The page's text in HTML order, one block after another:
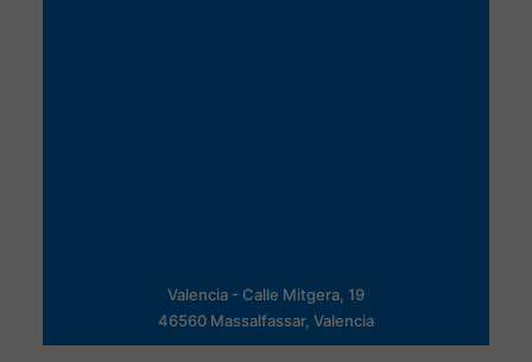
Valencia - Calle Mitgera, 19
46560 Massalfassar, Valencia